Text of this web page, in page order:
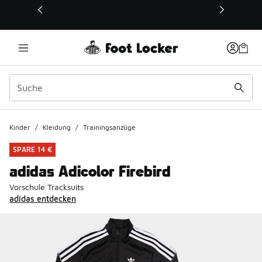
Dieser Link öffnet sich in einem neuen Fenster
Kinder / Kleidung / Trainingsanzüge
SPARE 14 €
adidas Adicolor Firebird
Vorschule Tracksuits
adidas entdecken